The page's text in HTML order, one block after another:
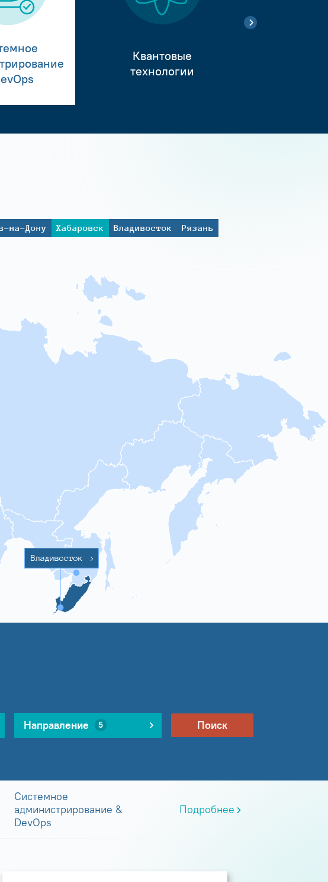
Квантовые
технологии
на-Дону Хабаровск Владивосток
Рязань
Владивосток >
Направление 5 Поиск
Системное
администрирование &
DevOps
Подробнее